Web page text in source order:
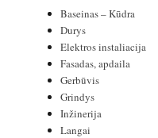
Baseinas – Kūdra
Durys
Elektros instaliacija
Fasadas, apdaila
Gerbūvis
Grindys
Inžinerija
Langai